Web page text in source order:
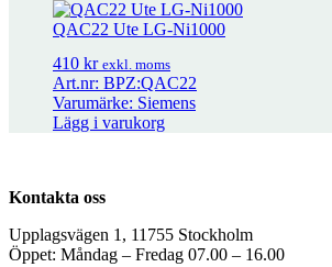
PEL 2500-N 2 272kr exkl. moms
QAC22 Ute LG-Ni1000
410 kr exkl. moms
Art.nr: BPZ:QAC22
Varumärke: Siemens
Lägg i varukorg
Kontakta oss
Upplagsvägen 1, 11755 Stockholm
Öppet: Måndag – Fredag 07.00 – 16.00